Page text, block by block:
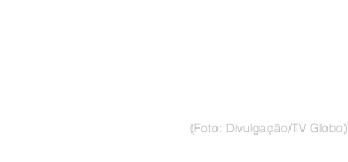
(Foto: Divulgação/TV Globo)